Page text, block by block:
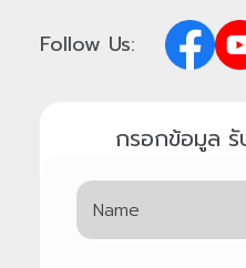
Follow Us:
กรอกข้อมูล รั